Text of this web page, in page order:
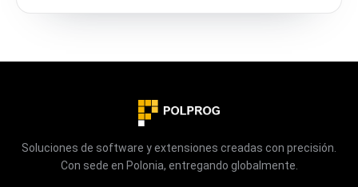
Soluciones de software y extensiones creadas con precisión.
Con sede en Polonia, entregando globalmente.